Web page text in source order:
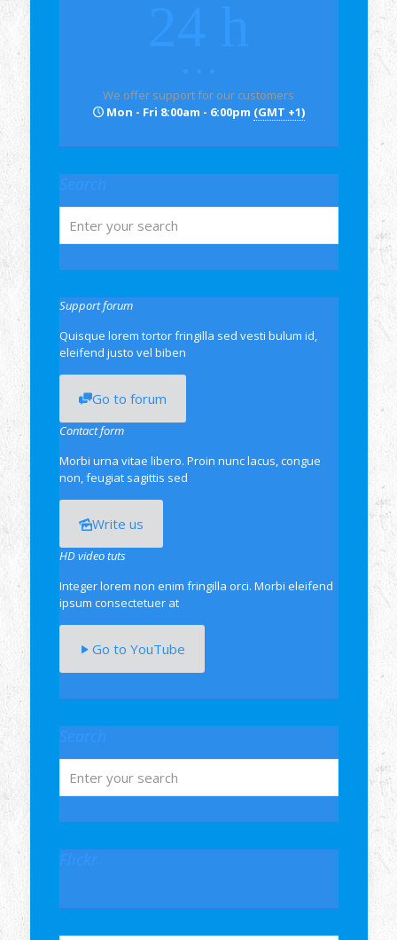
We offer support for our customers
Mon - Fri 8:00am - 6:00pm (GMT +1)
Support forum
Quisque lorem tortor fringilla sed vesti bulum id,
eleifend justo vel biben
Go to forum
Contact form
Morbi urna vitae libero. Proin nunc lacus, congue
non, feugiat sagittis sed
Write us
HD video tuts
Integer lorem non enim fringilla orci. Morbi eleifend
ipsum consectetuer at
Go to YouTube